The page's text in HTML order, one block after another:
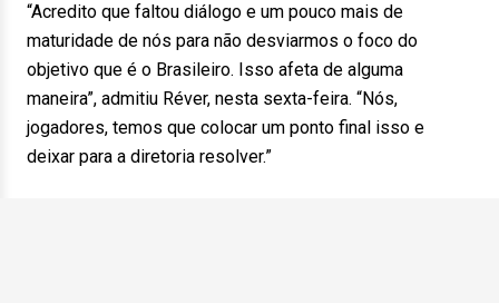
“Acredito que faltou diálogo e um pouco mais de
maturidade de nós para não desviarmos o foco do
objetivo que é o Brasileiro. Isso afeta de alguma
maneira”, admitiu Réver, nesta sexta-feira. “Nós,
jogadores, temos que colocar um ponto final isso e
deixar para a diretoria resolver.”